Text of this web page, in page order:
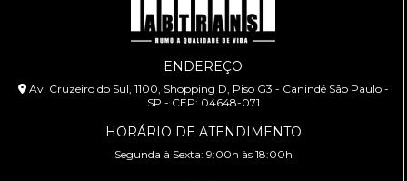
ENDEREÇO
Av. Cruzeiro do Sul, 1100, Shopping D, Piso G3 - Canindé São Paulo -
SP - CEP: 04648-071
HORÁRIO DE ATENDIMENTO
Segunda à Sexta: 9:00h às 18:00h